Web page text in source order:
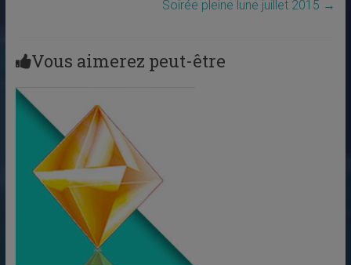
Soirée pleine lune juillet 2015 →
Vous aimerez peut-être